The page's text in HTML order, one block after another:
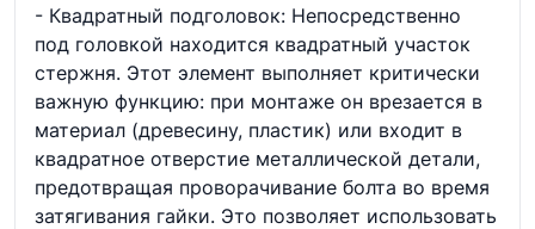
- Квадратный подголовок: Непосредственно
под головкой находится квадратный участок
стержня. Этот элемент выполняет критически
важную функцию: при монтаже он врезается в
материал (древесину, пластик) или входит в
квадратное отверстие металлической детали,
предотвращая проворачивание болта во время
затягивания гайки. Это позволяет использовать